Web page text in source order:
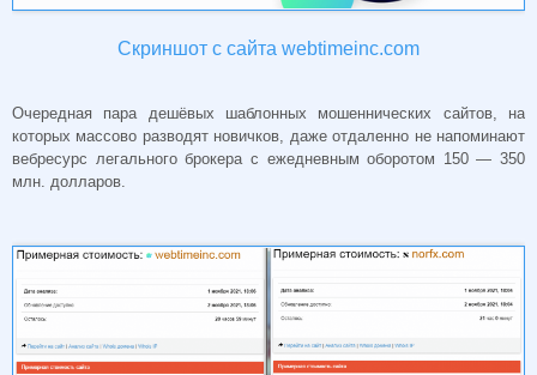
Скриншот с сайта webtimeinc.com
Очередная пара дешёвых шаблонных мошеннических сайтов, на
которых массово разводят новичков, даже отдаленно не напоминают
вебресурс легального брокера с ежедневным оборотом 150 — 350
млн. долларов.